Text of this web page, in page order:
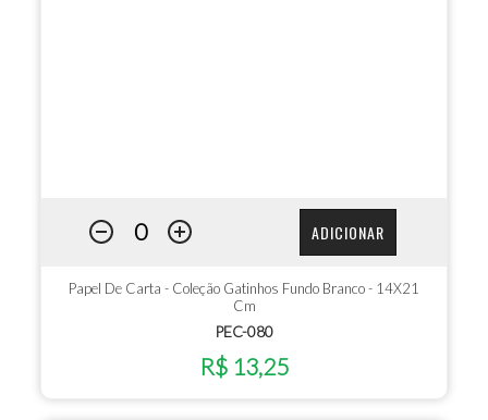
ADICIONAR
Papel De Carta - Coleção Gatinhos Fundo Branco - 14X21
Cm
PEC-080
R$ 13,25